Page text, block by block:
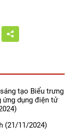
tạo Biểu trưng
ứng dụng điện tử
(21/11/2024)